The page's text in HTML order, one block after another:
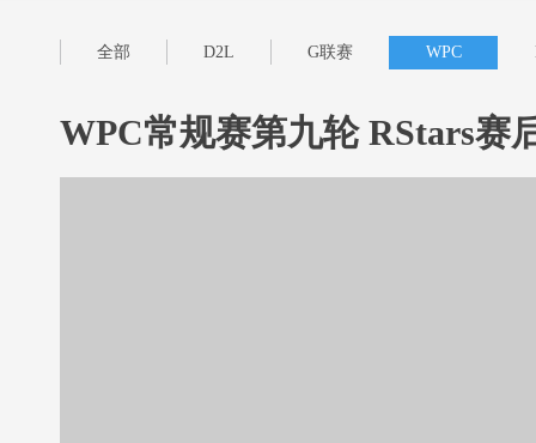
全部 D2L G联赛 WPC
WPC常规赛第九轮 RStars赛